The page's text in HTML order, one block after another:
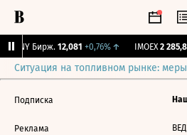
CNY Бирж. 12,081 +0,76%↑ IMOEX 2
Ситуация на топливном рынке:
Подписка
Реклама